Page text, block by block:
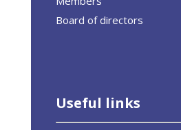
Board of directors
Useful links